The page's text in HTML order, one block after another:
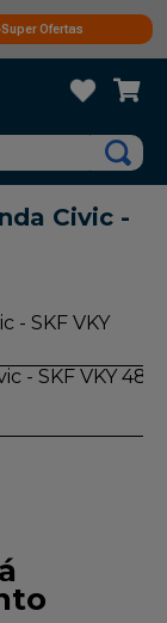
Super Ofertas
Civic -